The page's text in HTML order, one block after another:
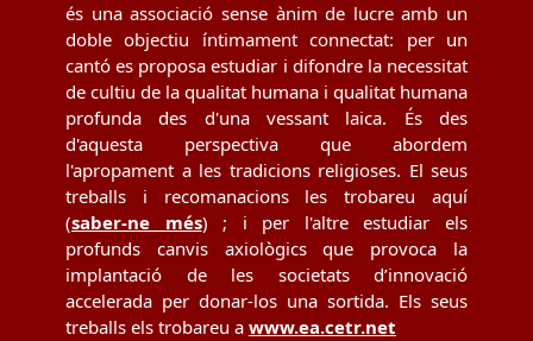
és una associació sense ànim de lucre amb un
doble objectiu íntimament connectat: per un
cantó es proposa estudiar i difondre la necessitat
de cultiu de la qualitat humana i qualitat humana
profunda des d'una vessant laica. És des
d'aquesta perspectiva que abordem
l'apropament a les tradicions religioses. El seus
treballs i recomanacions les trobareu aquí
(saber-ne més) ; i per l'altre estudiar els
profunds canvis axiològics que provoca la
implantació de les societats d’innovació
accelerada per donar-los una sortida. Els seus
treballs els trobareu a www.ea.cetr.net